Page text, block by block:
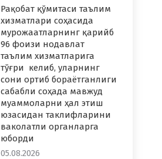
Рақобат қўмитаси таълим
хизматлари соҳасида
мурожаатларнинг қарийб
96 фоизи нодавлат
таълим хизматларига
тўғри келиб, уларнинг
сони ортиб бораётганлиги
сабабли соҳада мавжуд
муаммоларни ҳал этиш
юзасидан таклифларини
ваколатли органларга
юборди
05.08.2026